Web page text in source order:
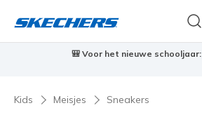
🎒 Voor het nieuwe schooljaar:
Kids Meisjes Sneakers